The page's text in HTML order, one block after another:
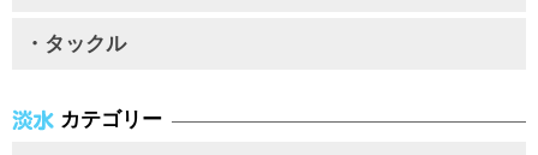
・タックル
カテゴリー